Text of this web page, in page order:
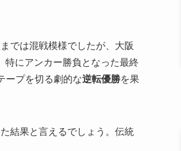
では混戦模様でしたが、大阪
特にアンカー勝負となった最終
ープを切る劇的な逆転優勝を果
結果と言えるでしょう。伝統